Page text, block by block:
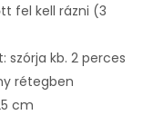
fel kell rázni (3
szórja kb. 2 perces
rétegben
cm